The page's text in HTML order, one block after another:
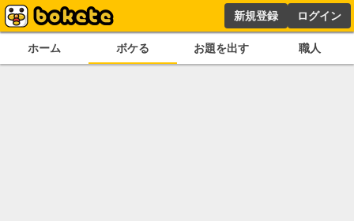
新規登録 ログイン
ホーム ボケる お題を出す 職人